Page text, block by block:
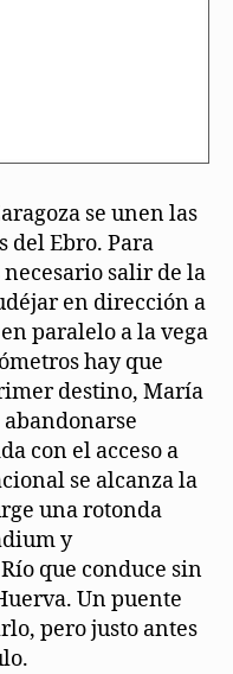
se unen las
del Ebro. Para
salir de la
en dirección a
paralelo a la vega
hay que
destino, María
con el acceso a
se alcanza la
una rotonda
y
que conduce sin
Un puente
pero justo antes